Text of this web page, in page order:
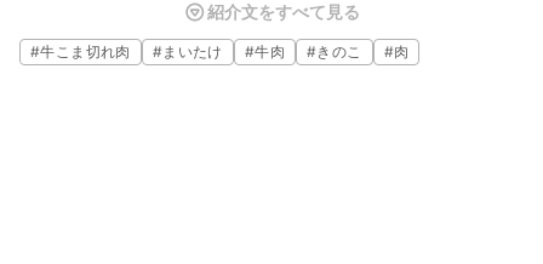
香りも良く旨みのある舞茸は、牛肉との相性が良く、しっかりとした
味付けのしぐれ煮は、ごはんにぴったりですよ。
お酒のおつまみとしてもよく合いますので、是非作ってみてください
紹介文をすべて見る
#牛こま切れ肉 #まいたけ #牛肉 #きのこ #肉